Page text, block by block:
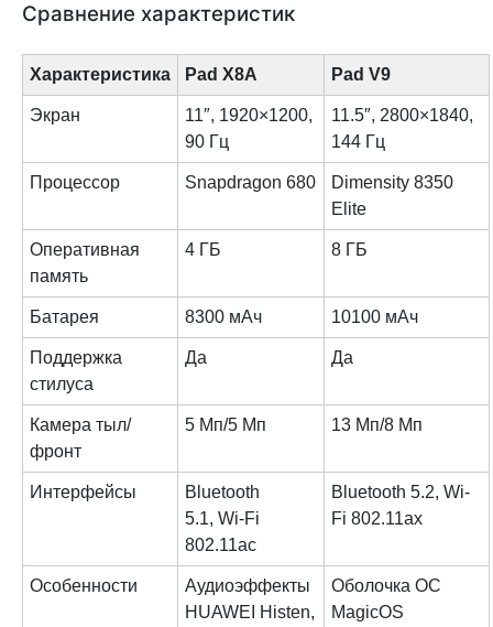
Сравнение характеристик
Характеристика Pad X8A Pad V9
Экран
11″, 1920×1200,
90 Гц
11.5″, 2800×1840,
144 Гц
Процессор Snapdragon 680
Dimensity 8350
Elite
Оперативная
память
4 ГБ 8 ГБ
Батарея 8300 мАч 10100 мАч
Поддержка
стилуса
Да Да
Камера тыл/
фронт
5 Мп/5 Мп 13 Мп/8 Мп
Интерфейсы
Bluetooth
5.1, Wi-Fi
802.11ac
Bluetooth 5.2, Wi-
Fi 802.11ax
Особенности
Аудиоэффекты
HUAWEI Histen,
Оболочка ОС
MagicOS